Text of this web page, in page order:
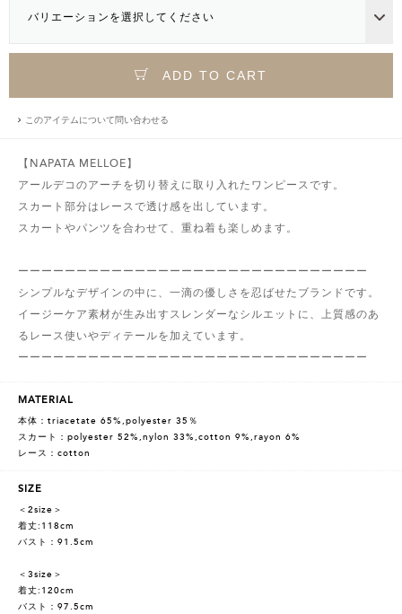
バリエーションを選択してください
ADD TO CART
このアイテムについて問い合わせる
【NAPATA MELLOE】
アールデコのアーチを切り替えに取り入れたワンピースです。
スカート部分はレースで透け感を出しています。
スカートやパンツを合わせて、重ね着も楽しめます。
ーーーーーーーーーーーーーーーーーーーーーーーーーーーーーー
シンプルなデザインの中に、一滴の優しさを忍ばせたブランドです。
イージーケア素材が生み出すスレンダーなシルエットに、上質感のあ
るレース使いやディテールを加えています。
ーーーーーーーーーーーーーーーーーーーーーーーーーーーーーー
MATERIAL
本体：triacetate 65%,polyester 35％
スカート：polyester 52%,nylon 33%,cotton 9%,rayon 6%
レース：cotton
SIZE
＜2size＞
着丈:118cm
バスト：91.5cm
＜3size＞
着丈:120cm
バスト：97.5cm